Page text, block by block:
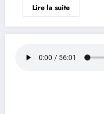
Lire la suite